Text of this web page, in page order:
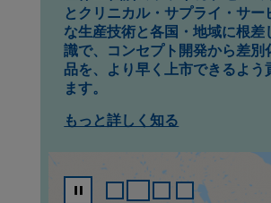
とクリニカル・サプライ・サー
な生産技術と各国・地域に根差
識で、コンセプト開発から差別
品を、より早く上市できるよう
ます。
もっと詳しく知る